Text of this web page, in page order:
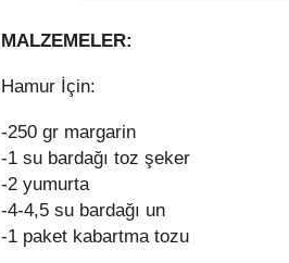
MALZEMELER:
Hamur İçin:
-250 gr margarin
-1 su bardağı toz şeker
-2 yumurta
-4-4,5 su bardağı un
-1 paket kabartma tozu